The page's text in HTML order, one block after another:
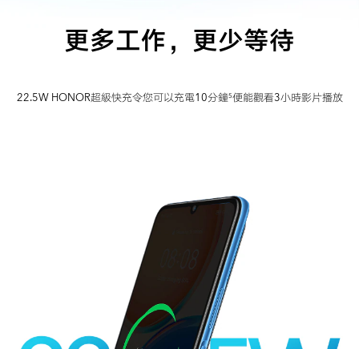
更多工作，更少等待
22.5W HONOR超級快充令您可以充電10分鐘5便能觀看3小時影片播放